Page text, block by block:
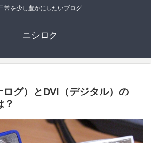
日常を少し豊かにしたいブログ
ニシロク
ログ）とDVI（デジタル）の
？